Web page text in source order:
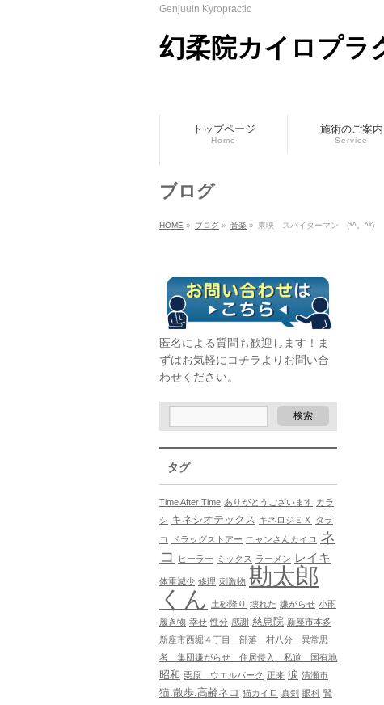
Genjuuin Kyropractic
幻柔院カイロプラ
トップページ
Home
施術のご案内
Service
ブログ
HOME » ブログ » 音楽 » 東映 スパイダーマン (*^。^*)
匿名による質問も歓迎します！ま
ずはお気軽に コチラ よりお問い合
わせください。
タグ
Time After Time ありがとうございます カラ
シ キネシオテックス キネロジＥＸ
タラ
コ
ドラッグストアー ニャンさんカイロ ネ
コ
ヒーラー ミックス ラーメン レイキ
体重減少 修理 刺激物 勘太郎
くん
土砂降り 壊れた 嫌がらせ 小雨
履き物 幸せ 性分 感謝 慈恵院 新座市本多
新座市西堀４丁目 部落 村八分 異常思
考 集団嫌がらせ 住居侵入 私道 国有地
昭和 栗原 ウエルパーク 正来 涙 清瀬市
猫.散歩.高齢ネコ 猫カイロ 真剣 眼科 腎